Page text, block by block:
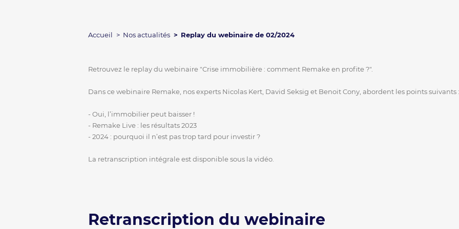
Accueil Nos actualités Replay du webinaire de 02/2024
Retrouvez le replay du webinaire "Crise immobilière : comment Remake en profite ?".
Dans ce webinaire Remake, nos experts Nicolas Kert, David Seksig et Benoit Cony, abordent les points suivants :
- Oui, l’immobilier peut baisser !
- Remake Live : les résultats 2023
- 2024 : pourquoi il n’est pas trop tard pour investir ?
La retranscription intégrale est disponible sous la vidéo.
Retranscription du webinaire